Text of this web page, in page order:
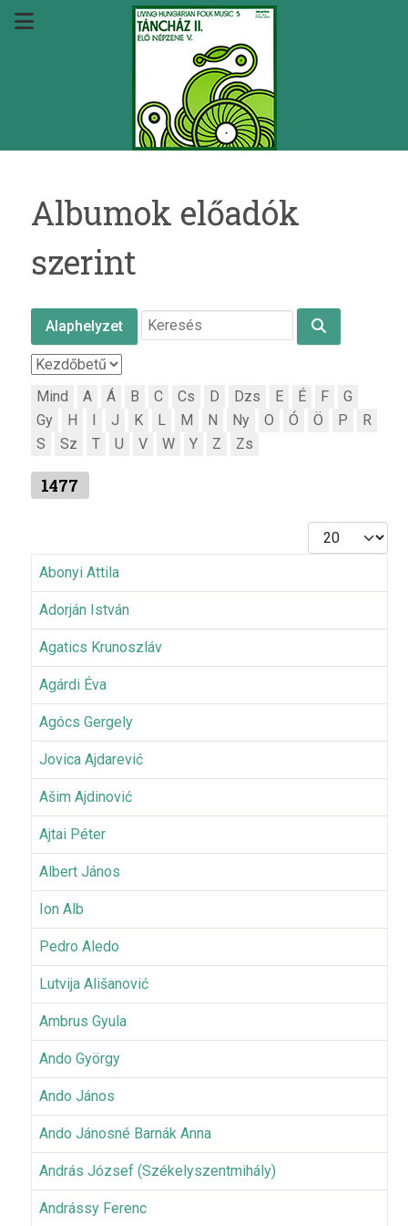
Albumok előadók
szerint
Alaphelyzet
Mind A Á B C Cs D Dzs E É F
G
Gy
H J K L M N Ny O Ó Ö P
R
S
Sz T U V W Y Z Zs
1477
Tételek #
Abonyi Attila
Adorján István
Agatics Krunoszláv
Agárdi Éva
Agócs Gergely
Jovica Ajdarević
Ašim Ajdinović
Ajtai Péter
Albert János
Ion Alb
Pedro Aledo
Lutvija Ališanović
Ambrus Gyula
Ando György
Ando János
Ando Jánosné Barnák Anna
András József (Székelyszentmihály)
Andrássy Ferenc